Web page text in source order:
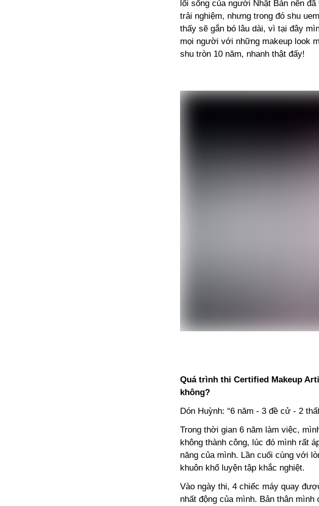
lối sống của người Nhật Bản nên
trải nghiệm, nhưng trong đó shu
thấy sẽ gắn bó lâu dài, vì tại đây
mọi người với những makeup look
shu tròn 10 năm, nhanh thật đấy!
Quá trình thi Certified Makeup
không?
Dón Huỳnh: “6 năm - 3 đề cử - 2
Trong thời gian 6 năm làm việc,
không thành công, lúc đó mình rất
năng của mình. Lần cuối cùng với
khuôn khổ luyện tập khắc nghiệt.
Vào ngày thi, 4 chiếc máy quay
nhất động của mình. Bản thân